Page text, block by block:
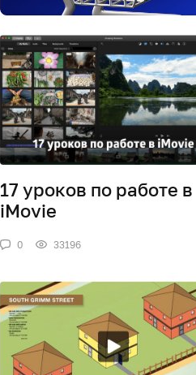
17 уроков по работе в
iMovie
0 33196